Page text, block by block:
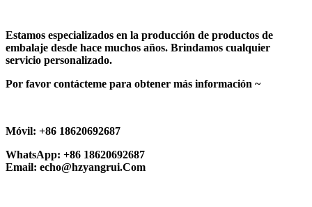
Estamos especializados en la producción de productos de
embalaje desde hace muchos años. Brindamos cualquier
servicio personalizado.
Por favor contácteme para obtener más información ~
Móvil: +86 18620692687
WhatsApp: +86 18620692687
Email: echo@hzyangrui.Com